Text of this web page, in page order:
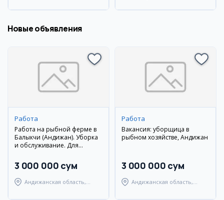
Новые объявления
Работа
Работа на рыбной ферме в
Балыкчи (Андижан). Уборка
и обслуживание. Для
08:00-22:00.
3 000 000 сум
Андижанская область,
Работа
Вакансия: уборщица в
рыбном хозяйстве, Андижан
3 000 000 сум
Андижанская область,